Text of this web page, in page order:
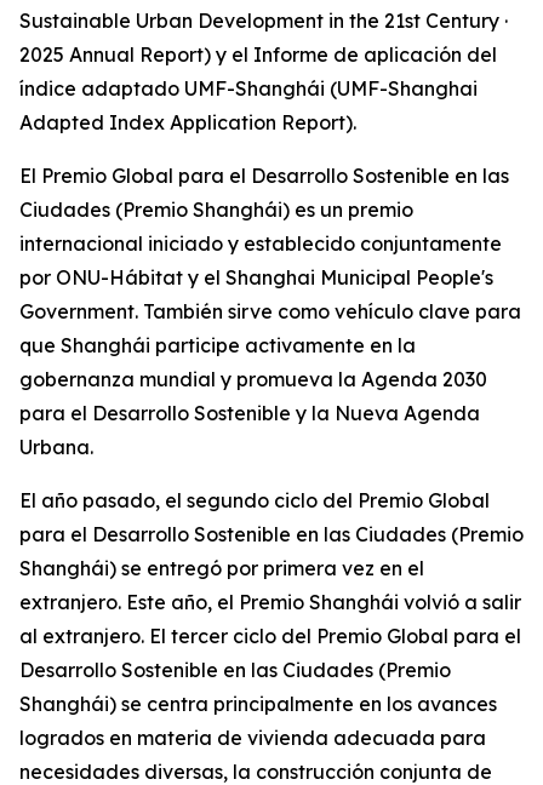
Sustainable Urban Development in the 21st Century ·
2025 Annual Report) y el Informe de aplicación del
índice adaptado UMF-Shanghái (UMF-Shanghai
Adapted Index Application Report).
El Premio Global para el Desarrollo Sostenible en las
Ciudades (Premio Shanghái) es un premio
internacional iniciado y establecido conjuntamente
por ONU-Hábitat y el Shanghai Municipal People's
Government. También sirve como vehículo clave para
que Shanghái participe activamente en la
gobernanza mundial y promueva la Agenda 2030
para el Desarrollo Sostenible y la Nueva Agenda
Urbana.
El año pasado, el segundo ciclo del Premio Global
para el Desarrollo Sostenible en las Ciudades (Premio
Shanghái) se entregó por primera vez en el
extranjero. Este año, el Premio Shanghái volvió a salir
al extranjero. El tercer ciclo del Premio Global para el
Desarrollo Sostenible en las Ciudades (Premio
Shanghái) se centra principalmente en los avances
logrados en materia de vivienda adecuada para
necesidades diversas, la construcción conjunta de